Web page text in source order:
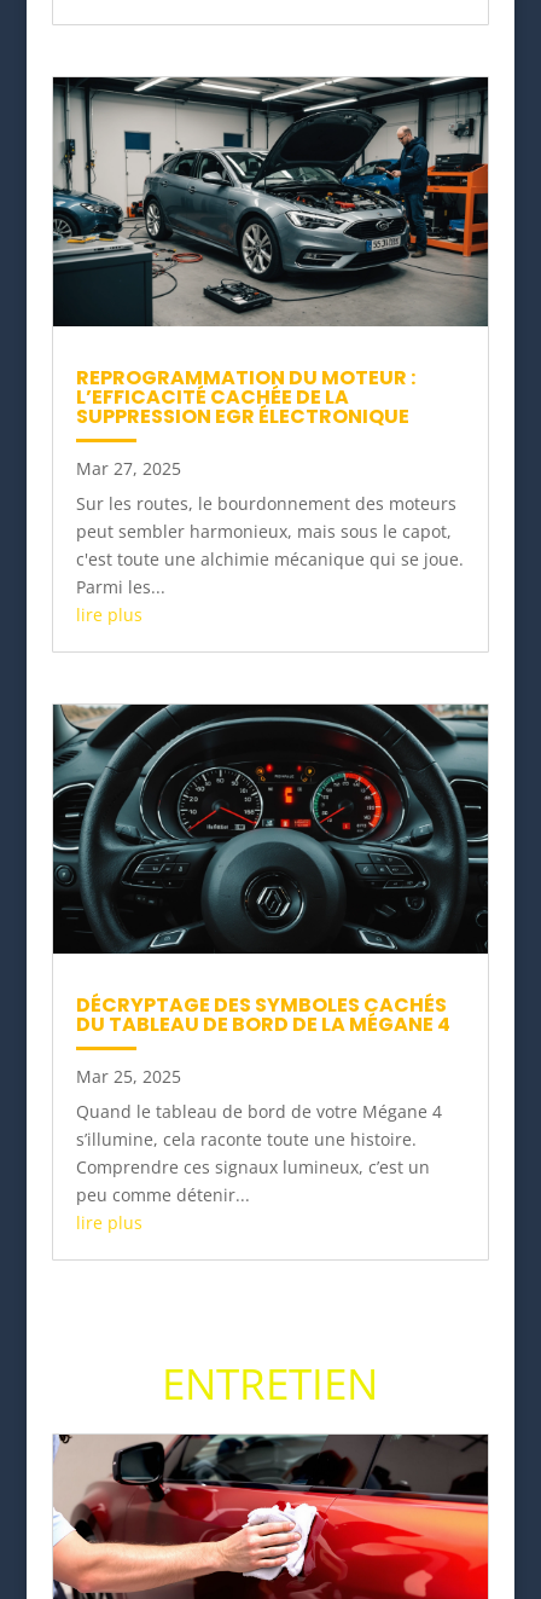
REPROGRAMMATION DU MOTEUR :
L’EFFICACITÉ CACHÉE DE LA
SUPPRESSION EGR ÉLECTRONIQUE
Mar 27, 2025
Sur les routes, le bourdonnement des moteurs
peut sembler harmonieux, mais sous le capot,
c'est toute une alchimie mécanique qui se joue.
Parmi les...
lire plus
DÉCRYPTAGE DES SYMBOLES CACHÉS
DU TABLEAU DE BORD DE LA MÉGANE 4
Mar 25, 2025
Quand le tableau de bord de votre Mégane 4
s’illumine, cela raconte toute une histoire.
Comprendre ces signaux lumineux, c’est un
peu comme détenir...
lire plus
ENTRETIEN